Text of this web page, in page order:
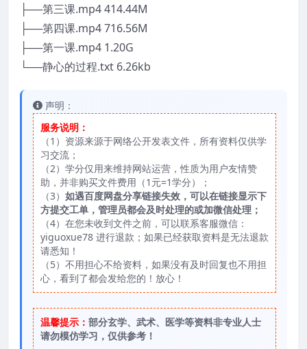
├──第三课.mp4 414.44M
├──第四课.mp4 716.56M
├──第一课.mp4 1.20G
└──静心的过程.txt 6.26kb
声明：
服务说明：
（1）资源来源于网络公开发表文件，所有资料仅供学
习交流；
（2）学分仅用来维持网站运营，性质为用户友情赞
助，并非购买文件费用（1元=1学分）；
（3） 如遇百度网盘分享链接失效，可以在链接显示下
方提交工单，管理员都会及时处理的或加微信处理；
（4）在您未收到文件之前，可以联系客服微信：
yiguoxue78 进行退款；如果已经获取资料是无法退款
请悉知！
（5）不用担心不给资料，如果没有及时回复也不用担
心，看到了都会发给您的！放心！
温馨提示： 部分玄学、武术、医学等资料非专业人士
请勿模仿学习，仅供参考！